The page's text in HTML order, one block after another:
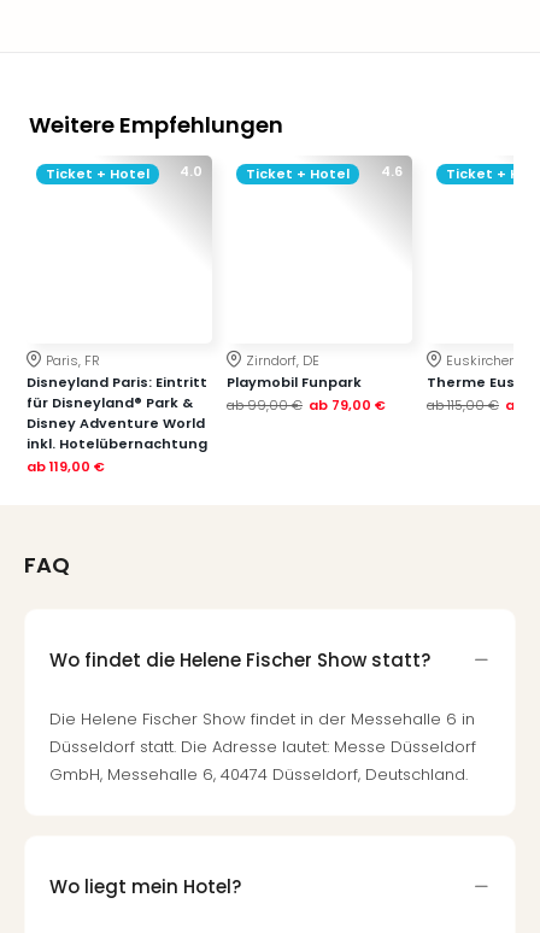
Weitere Empfehlungen
4.0
Ticket + Hotel
Paris, FR
Disneyland Paris: Eintritt
für Disneyland® Park &
Disney Adventure World
inkl. Hotelübernachtung
ab119,00 €
4.6
Ticket + Hotel
Zirndorf, DE
Playmobil Funpark
ab99,00 € ab 79,00 €
Ticket +
Euskirchen, DE
Therme
ab115,00 € ab
FAQ
Wo findet die Helene Fischer Show statt?
Die Helene Fischer Show findet in der Messehalle 6 in
Düsseldorf statt. Die Adresse lautet: Messe Düsseldorf
GmbH, Messehalle 6, 40474 Düsseldorf, Deutschland.
Wo liegt mein Hotel?